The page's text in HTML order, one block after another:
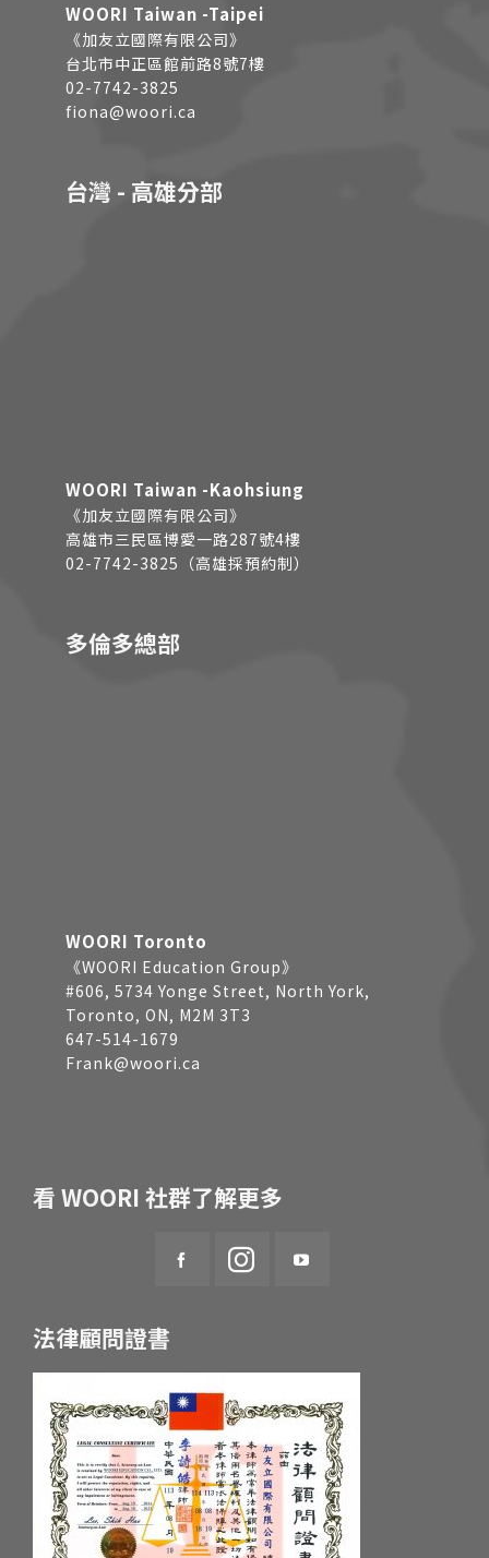
WOORI Taiwan -Taipei
《加友立國際有限公司》
台北市中正區館前路8號7樓
02-7742-3825
fiona@woori.ca
台灣 - 高雄分部
WOORI Taiwan -Kaohsiung
《加友立國際有限公司》
高雄市三民區博愛一路287號4樓
02-7742-3825（高雄採預約制）
多倫多總部
WOORI Toronto
《WOORI Education Group》
#606, 5734 Yonge Street, North York,
Toronto, ON, M2M 3T3
647-514-1679
Frank@woori.ca
看 WOORI 社群了解更多
法律顧問證書